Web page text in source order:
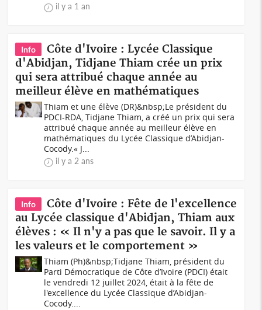
il y a 1 an
Info
Côte d'Ivoire : Lycée Classique
d'Abidjan, Tidjane Thiam crée un prix
qui sera attribué chaque année au
meilleur élève en mathématiques
Thiam et une élève (DR)&nbsp;Le président du
PDCI-RDA, Tidjane Thiam, a créé un prix qui sera
attribué chaque année au meilleur élève en
mathématiques du Lycée Classique d’Abidjan-
Cocody.« J...
il y a 2 ans
Info
Côte d'Ivoire : Fête de l'excellence
au Lycée classique d'Abidjan, Thiam aux
élèves : « Il n'y a pas que le savoir. Il y a
les valeurs et le comportement »
Thiam (Ph)&nbsp;Tidjane Thiam, président du
Parti Démocratique de Côte d’Ivoire (PDCI) était
le vendredi 12 juillet 2024, était à la fête de
l'excellence du Lycée Classique d’Abidjan-
Cocody....